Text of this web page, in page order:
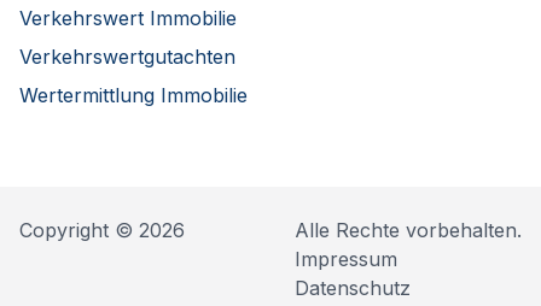
Verkehrswert Immobilie
Verkehrswertgutachten
Wertermittlung Immobilie
Copyright © 2026
Alle Rechte vorbehalten.
Impressum
Datenschutz